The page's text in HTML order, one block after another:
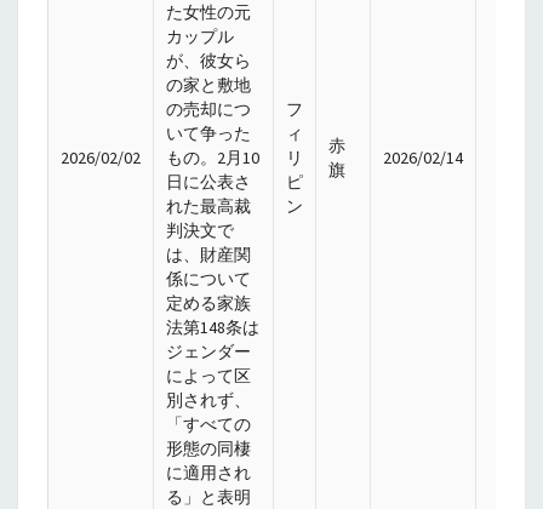
2026/02/02
た女性の元
カップル
が、彼女ら
の家と敷地
の売却につ
いて争った
もの。2月10
日に公表さ
れた最高裁
判決文で
は、財産関
係について
定める家族
法第148条は
ジェンダー
によって区
別されず、
「すべての
形態の同棲
に適用され
る」と表明
フ
ィ
リ
ピ
ン
赤
旗
2026/02/14